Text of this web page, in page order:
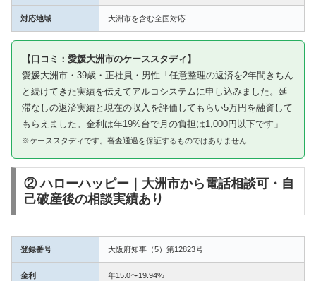
対応地域 大洲市を含む全国対応
【口コミ：愛媛大洲市のケーススタディ】
愛媛大洲市・39歳・正社員・男性「任意整理の返済を2年間きちん
と続けてきた実績を伝えてアルコシステムに申し込みました。延
滞なしの返済実績と現在の収入を評価してもらい5万円を融資して
もらえました。金利は年19%台で月の負担は1,000円以下です」
※ケーススタディです。審査通過を保証するものではありません
② ハローハッピー｜大洲市から電話相談可・自
己破産後の相談実績あり
登録番号 大阪府知事（5）第12823号
金利 年15.0〜19.94%